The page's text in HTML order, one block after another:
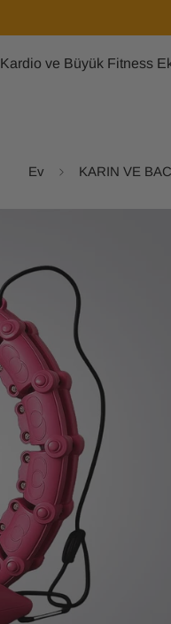
3000
Kardio ve Büyük Fitness
Ev KARIN VE